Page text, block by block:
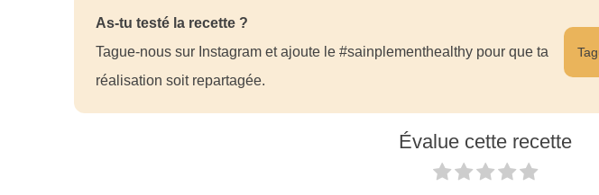
As-tu testé la recette ?
Tague-nous sur Instagram et ajoute le #sainplementhealthy pour que ta
réalisation soit repartagée.
Évalue cette recette